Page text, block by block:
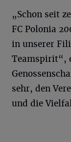
„Schon seit
FC Polonia
in unserer
Teamspirit“,
sehr, den
und die